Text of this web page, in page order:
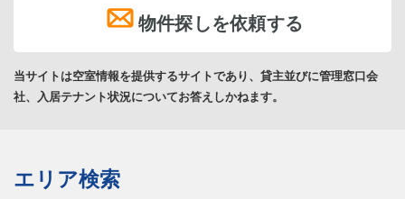
物件探しを依頼する
当サイトは空室情報を提供するサイトであり、貸主並びに管理窓口会
社、入居テナント状況についてお答えしかねます。
エリア検索